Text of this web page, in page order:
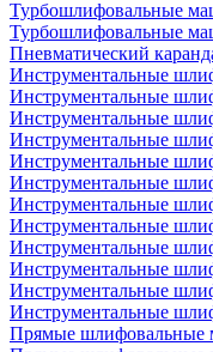
Турбошлифовальные
Турбошлифовальные
Пневматический
Инструментальные
Инструментальные
Инструментальные
Инструментальные
Инструментальные
Инструментальные
Инструментальные
Инструментальные
Инструментальные
Инструментальные
Инструментальные
Инструментальные
Прямые шлифовальные